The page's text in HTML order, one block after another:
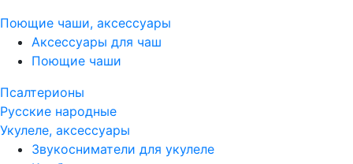
Поющие чаши, аксессуары
Аксессуары для чаш
Поющие чаши
Псалтерионы
Русские народные
Укулеле, аксессуары
Звукосниматели для укулеле